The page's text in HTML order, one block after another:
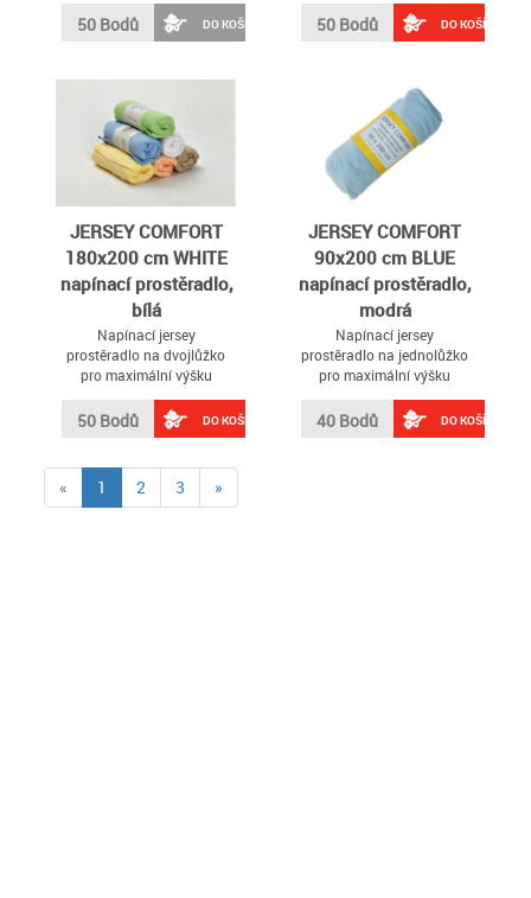
50 Bodů DO KOŠÍKU 50 Bodů DO KOŠÍKU
JERSEY COMFORT
180x200 cm WHITE
napínací prostěradlo,
bílá
Napínací jersey
prostěradlo na dvojlůžko
pro maximální výšku
matrace 22 cm
50 Bodů DO KOŠÍKU
JERSEY COMFORT
90x200 cm BLUE
napínací prostěradlo,
modrá
Napínací jersey
prostěradlo na jednolůžko
pro maximální výšku
matrace 22 cm
40 Bodů DO KOŠÍKU
« 1 (current)
2 3 »